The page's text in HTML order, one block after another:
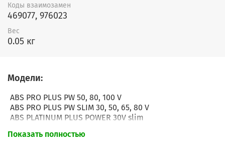
Коды взаимозамен
469077, 976023
Вес
0.05 кг
Модели:
ABS PRO PLUS PW 50, 80, 100 V
ABS PRO PLUS PW SLIM 30, 50, 65, 80 V
ABS PLATINUM PLUS POWER 30V slim
ABS PLATINUM POWER 65V slim
Показать полностью